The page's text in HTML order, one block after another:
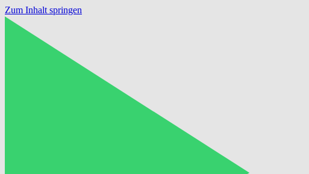
Zum Inhalt springen